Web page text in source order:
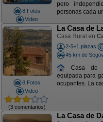
8 Fotos
Video
pero
personas cada
8 Fotos
Video
(3 comentarios)
La Casa de
Casa Rural en
2-5+1 plazas
45 km de
Casa de
equipada para
ocupantes. La
La Casa de